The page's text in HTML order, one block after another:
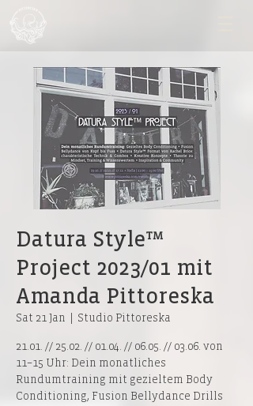
Datura Style™
Project 2023/01 mit
Amanda Pittoreska
Sat 21 Jan Studio Pittoreska
21.01. // 25.02. // 01.04. // 06.05. // 03.06. von
11–15 Uhr: Dein monatliches
Rundumtraining mit gezieltem Body
Conditioning, Fusion Bellydance Drills